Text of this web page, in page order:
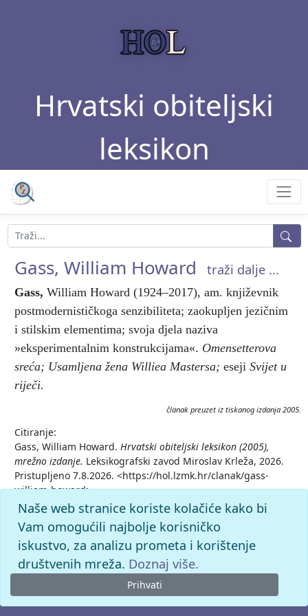
Hrvatski obiteljski
leksikon
Gass, William Howard traži dalje ...
Gass, William Howard (1924–2017), am. književnik
postmodernističkoga senzibiliteta; zaokupljen jezičnim
i stilskim elementima; svoja djela naziva
»eksperimentalnim konstrukcijama«. Omensetterova
sreća; Usamljena žena Williea Mastersa; eseji Svijet u
riječi.
članak preuzet iz tiskanog izdanja 2005.
Citiranje:
Gass, William Howard. Hrvatski obiteljski leksikon (2005),
mrežno izdanje. Leksikografski zavod Miroslav Krleža, 2026.
Pristupljeno 7.8.2026. <https://hol.lzmk.hr/clanak/gass-
william-howard>.
Naše web stranice koriste kolačiće kako bi
Vam omogućili najbolje korisničko
iskustvo, za analizu prometa i korištenje
društvenih mreža. Doznaj više.
Prihvati
© 2026. -Leksikografski zavodMiroslav Krleža